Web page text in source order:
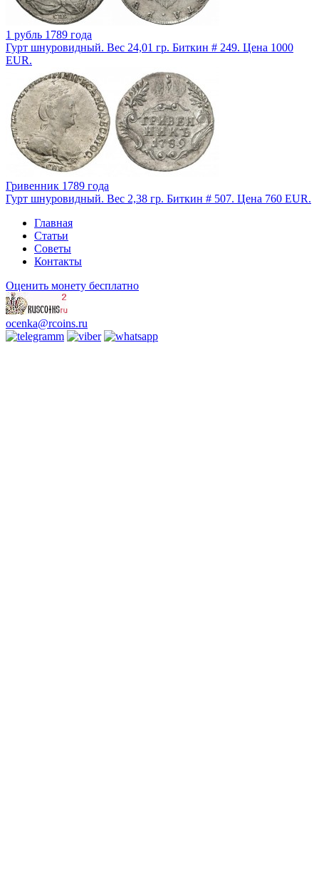
1 рубль 1789 года
Гурт шнуровидный. Вес 24,01 гр. Биткин # 249. Цена 1000
EUR.
Гривенник 1789 года
Гурт шнуровидный. Вес 2,38 гр. Биткин # 507. Цена 760 EUR.
Главная
Статьи
Советы
Контакты
Оценить монету бесплатно
ocenka@rcoins.ru